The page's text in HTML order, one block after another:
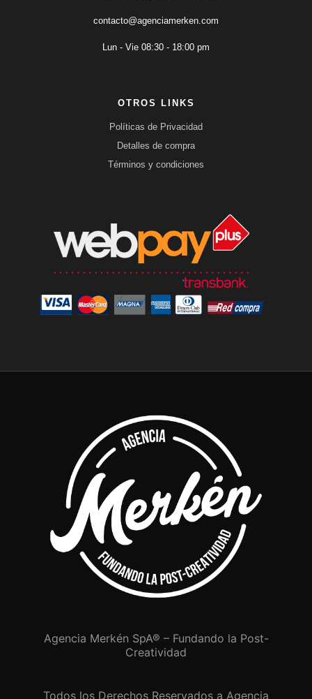
contacto@agenciamerken.com
Lun - Vie 08:30 - 18:00 pm
OTROS LINKS
Políticas de Privacidad
Detalles de compra
Términos y condiciones
Agencia Merkén SpA® – Fundando la Post-
Creatividad
Todos los Derechos Reservados a Agencia